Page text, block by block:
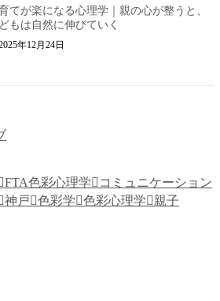
てが楽になる心理学｜親の心が整うと、
もは自然に伸びていく
年12月24日
FTA色彩心理学
コミュニケーション
神戸 色彩学 色彩心理学 親子